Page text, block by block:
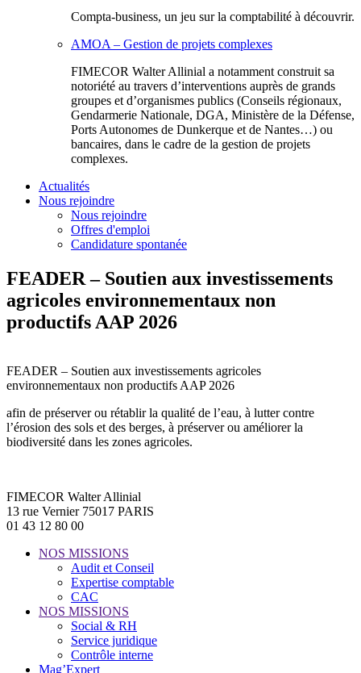
Compta-business, un jeu sur la comptabilité à découvrir.
AMOA – Gestion de projets complexes
FIMECOR Walter Allinial a notamment construit sa
notoriété au travers d’interventions auprès de grands
groupes et d’organismes publics (Conseils régionaux,
Gendarmerie Nationale, DGA, Ministère de la Défense,
Ports Autonomes de Dunkerque et de Nantes…) ou
bancaires, dans le cadre de la gestion de projets
complexes.
Actualités
Nous rejoindre
Nous rejoindre
Offres d'emploi
Candidature spontanée
FEADER – Soutien aux investissements
agricoles environnementaux non
productifs AAP 2026
FEADER – Soutien aux investissements agricoles
environnementaux non productifs AAP 2026
afin de préserver ou rétablir la qualité de l’eau, à lutter contre
l’érosion des sols et des berges, à préserver ou améliorer la
biodiversité dans les zones agricoles.
FIMECOR Walter Allinial
13 rue Vernier 75017 PARIS
01 43 12 80 00
NOS MISSIONS
Audit et Conseil
Expertise comptable
CAC
NOS MISSIONS
Social & RH
Service juridique
Contrôle interne
Mag’Expert